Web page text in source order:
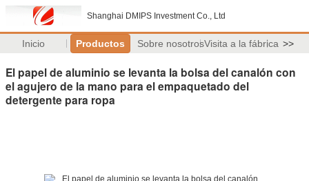
Shanghai DMIPS Investment Co., Ltd
Inicio Productos Sobre nosotrosVisita a la fábrica >>
El papel de aluminio se levanta la bolsa del canalón con
el agujero de la mano para el empaquetado del
detergente para ropa